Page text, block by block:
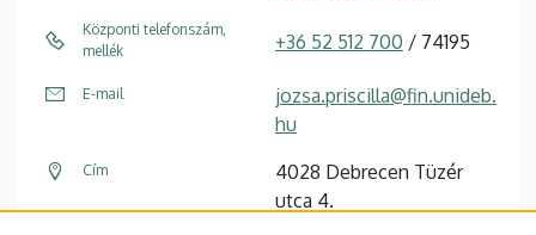
Központi telefonszám,
mellék
+36 52 512 700 / 74195
E-mail
jozsa.priscilla@fin.unideb.
hu
Cím
4028 Debrecen Tüzér
utca 4.